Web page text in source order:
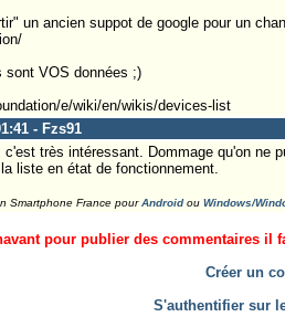
un ancien suppot de google pour un
sont VOS données ;)
e/wiki/en/wikis/devices-list
- Fzs91
c'est très intéressant. Dommage qu'on ne
liste en état de fonctionnement.
Smartphone France pourAndroidou Windows/
pour publier des commentaires il
Créer un
S'authentifier sur